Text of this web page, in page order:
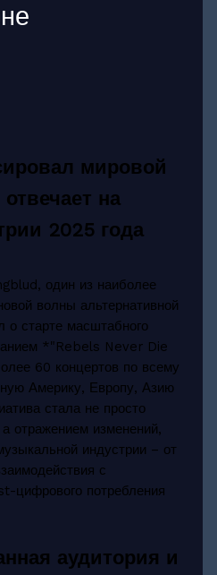
мировой
на
2025 года
один из наиболее
волны альтернативной
о старте масштабного
*"Rebels Never Die
60 концертов по всему
Америку, Европу, Азию
стала не просто
отражением изменений,
индустрии – от
с
цифрового потребления
аудитория и